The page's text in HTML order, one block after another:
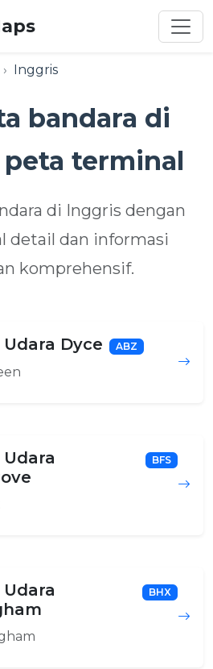
Inggris
bandara di
peta terminal
di Inggris dengan
detail dan informasi
komprehensif.
Dyce ABZ
BFS
BHX